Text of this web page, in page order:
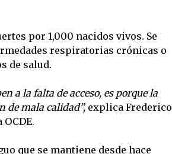
por 1,000 nacidos vivos. Se
respiratorias crónicas o
de salud.
a la falta de acceso, es porque la
de mala calidad”,explica Frederico
que se mantiene desde hace